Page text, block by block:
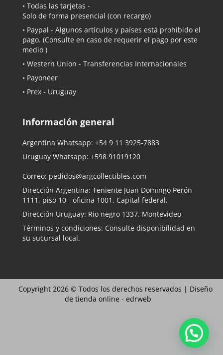
• Todas las tarjetas -
Solo de forma presencial (con recargo)
• Paypal - Algunos artículos y países está prohibido el
pago. (Consulte en caso de requerir el pago por este
medio )
• Western Union - Transferencias Internacionales
• Payoneer
• Prex - Uruguay
Información general
Argentina Whatsapp: +54 9 11 3925-7883
Uruguay Whatsapp: +598 91019120
Correo: pedidos@argcollectibles.com
Dirección Argentina: Teniente Juan Domingo Perón
1111, piso 10 - oficina 1001. Capital federal.
Dirección Uruguay: Rio negro 1337. Montevideo
Términos y condiciones: Consulte disponibilidad en
su sucursal local.
Copyright 2026 © Todos los derechos reservados | Diseño
de tienda online - edrweb